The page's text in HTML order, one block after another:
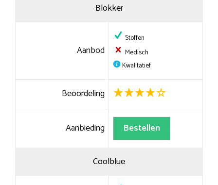
Blokker
Aanbod
Stoffen
Medisch
Kwalitatief
Beoordeling
Aanbieding Bestellen
Coolblue